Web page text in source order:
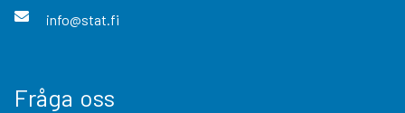
info@stat.fi
Fråga oss